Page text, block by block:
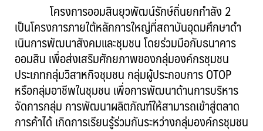
โครงการออมสินยุวพัฒน์รักษ์ถิ่นยกกำลัง 2
เป็นโครงการภายใต้หลักการใหญ่ที่สถาบันอุดมศึกษาดํา
เนินการพัฒนาสังคมและชุมชน โดยร่วมมือกับธนาคาร
ออมสิน เพื่อส่งเสริมศักยภาพของกลุ่มองค์กรชุมชน
ประเภทกลุ่มวิสาหกิจชุมชน กลุ่มผู้ประกอบการ OTOP
หรือกลุ่มอาชีพในชุมชน เพื่อการพัฒนาด้านการบริหาร
จัดการกลุ่ม การพัฒนาผลิตภัณฑ์ให้สามารถเข้าสู่ตลาด
การค้าได้ เกิดการเรียนรู้ร่วมกันระหว่างกลุ่มองค์กรชุมชน